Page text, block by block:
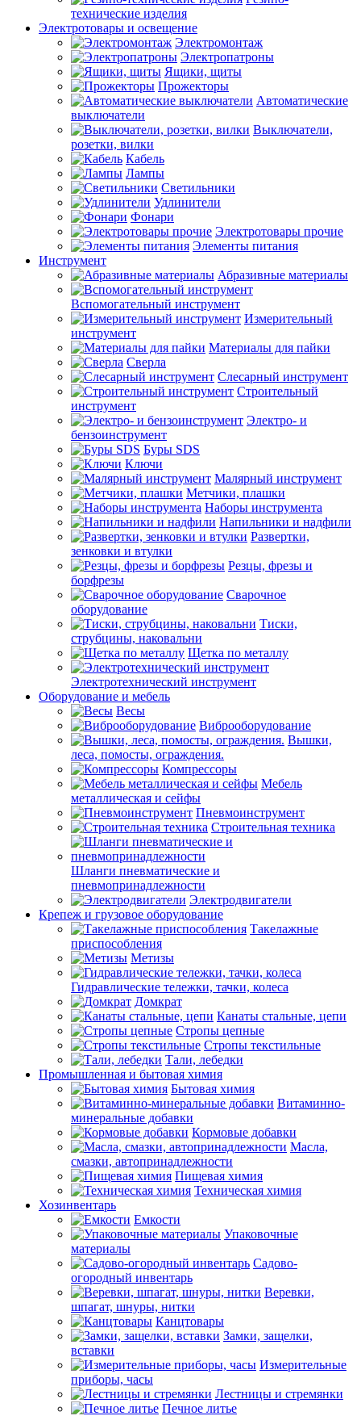
технические изделия
Электротовары и освещение
Электромонтаж
Электропатроны
Ящики, щиты
Прожекторы
Автоматические
выключатели
Выключатели,
розетки, вилки
Кабель
Лампы
Светильники
Удлинители
Фонари
Электротовары прочие
Элементы питания
Инструмент
Абразивные материалы
Вспомогательный инструмент
Измерительный
инструмент
Материалы для пайки
Сверла
Слесарный инструмент
Строительный
инструмент
Электро- и
бензоинструмент
Буры SDS
Ключи
Малярный инструмент
Метчики, плашки
Наборы инструмента
Напильники и надфили
Развертки,
зенковки и втулки
Резцы, фрезы и
борфрезы
Сварочное
оборудование
Тиски,
струбцины, наковальни
Щетка по металлу
Электротехнический инструмент
Оборудование и мебель
Весы
Виброоборудование
Вышки,
леса, помосты, ограждения.
Компрессоры
Мебель
металлическая и сейфы
Пневмоинструмент
Строительная техника
Шланги пневматические и
пневмопринадлежности
Электродвигатели
Крепеж и грузовое оборудование
Такелажные
приспособления
Метизы
Гидравлические тележки, тачки, колеса
Домкрат
Канаты стальные, цепи
Стропы цепные
Стропы текстильные
Тали, лебедки
Промышленная и бытовая химия
Бытовая химия
Витаминно-
минеральные добавки
Кормовые добавки
Масла,
смазки, автопринадлежности
Пищевая химия
Техническая химия
Хозинвентарь
Емкости
Упаковочные
материалы
Садово-
огородный инвентарь
Веревки,
шпагат, шнуры, нитки
Канцтовары
Замки, защелки,
вставки
Измерительные
приборы, часы
Лестницы и стремянки
Печное литье